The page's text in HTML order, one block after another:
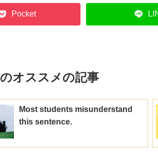
Pocket
オススメの記事
Most students misunderstand
this sentence.